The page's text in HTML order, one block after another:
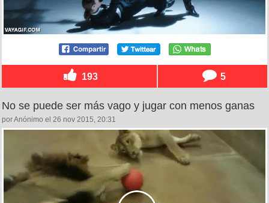
193 5
No se puede ser más vago y jugar con menos ganas
por Anónimo el 26 nov 2015, 20:31